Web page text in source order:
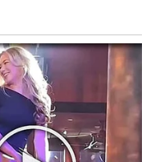
dobro.
tvoj pogled na
pustiti staro da bi